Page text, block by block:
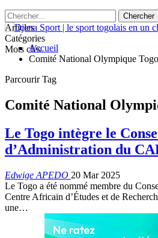
Articles
Catégories
Mots clésAccueil
Comité National Olympique Togo
Parcourir Tag
Comité National
Le Togo intègre le
d’Administration du
Edwige APEDO 20 Mar 2025
Le Togo a été nommé membre du
Centre Africain d’Études et de
une…